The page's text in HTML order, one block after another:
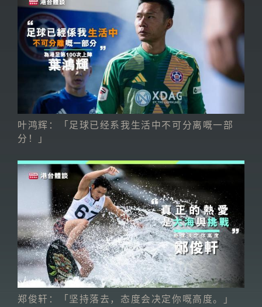
叶鸿辉：「足球已经系我生活中不可分离嘅一部
分！」
郑俊轩：「坚持落去，态度会决定你嘅高度。」